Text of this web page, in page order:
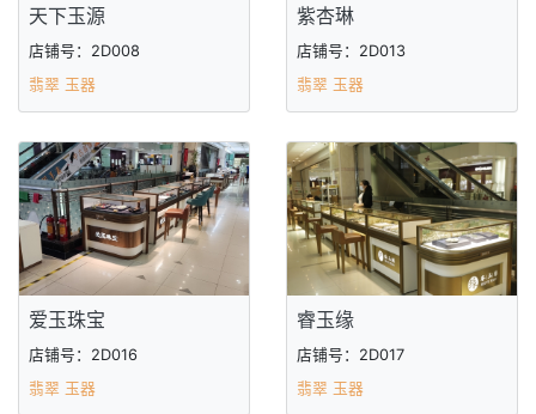
天下玉源
店铺号：2D008
翡翠 玉器
紫杏琳
店铺号：2D013
翡翠 玉器
爱玉珠宝
店铺号：2D016
翡翠 玉器
睿玉缘
店铺号：2D017
翡翠 玉器